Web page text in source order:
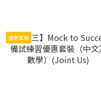
優惠套裝